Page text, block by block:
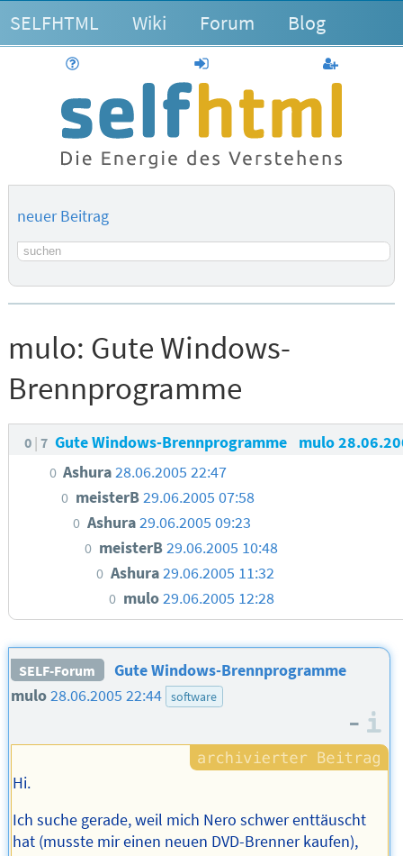
SELFHTML Wiki Forum Blog
anmelden
neuer Beitrag
Suchbegriff
mulo: Gute Windows-
Brennprogramme
0 7 Gute Windows-Brennprogramme mulo
0 Ashura28.06.2005 22:47
0 meisterB29.06.2005 07:58
0 Ashura29.06.2005 09:23
0 meisterB29.06.2005 10:48
0 Ashura29.06.2005 11:32
0 mulo29.06.2005 12:28
SELF-Forum
Gute Windows-Brennprogramme
mulo28.06.2005 22:44 software
–
Hi.
Ich suche gerade, weil mich Nero schwer enttäuscht
hat (musste mir einen neuen DVD-Brenner kaufen),